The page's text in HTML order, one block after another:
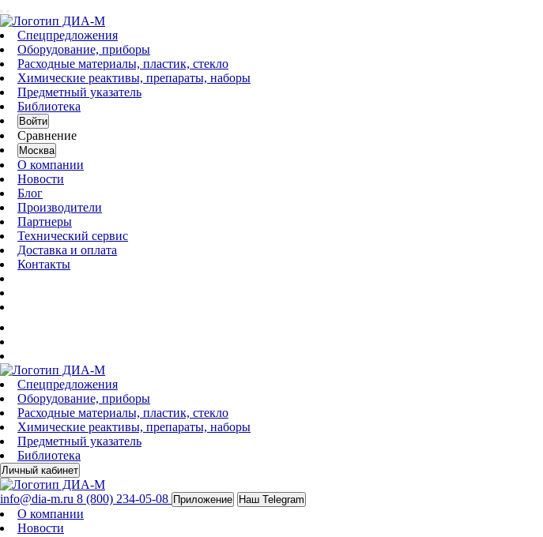
Спецпредложения
Оборудование, приборы
Расходные материалы, пластик, стекло
Химические реактивы, препараты, наборы
Предметный указатель
Библиотека
Войти
Сравнение
Москва
О компании
Новости
Блог
Производители
Партнеры
Технический сервис
Доставка и оплата
Контакты
Спецпредложения
Оборудование, приборы
Расходные материалы, пластик, стекло
Химические реактивы, препараты, наборы
Предметный указатель
Библиотека
Личный кабинет
info@dia-m.ru 8 (800) 234-05-08 Приложение Наш Telegram
О компании
Новости